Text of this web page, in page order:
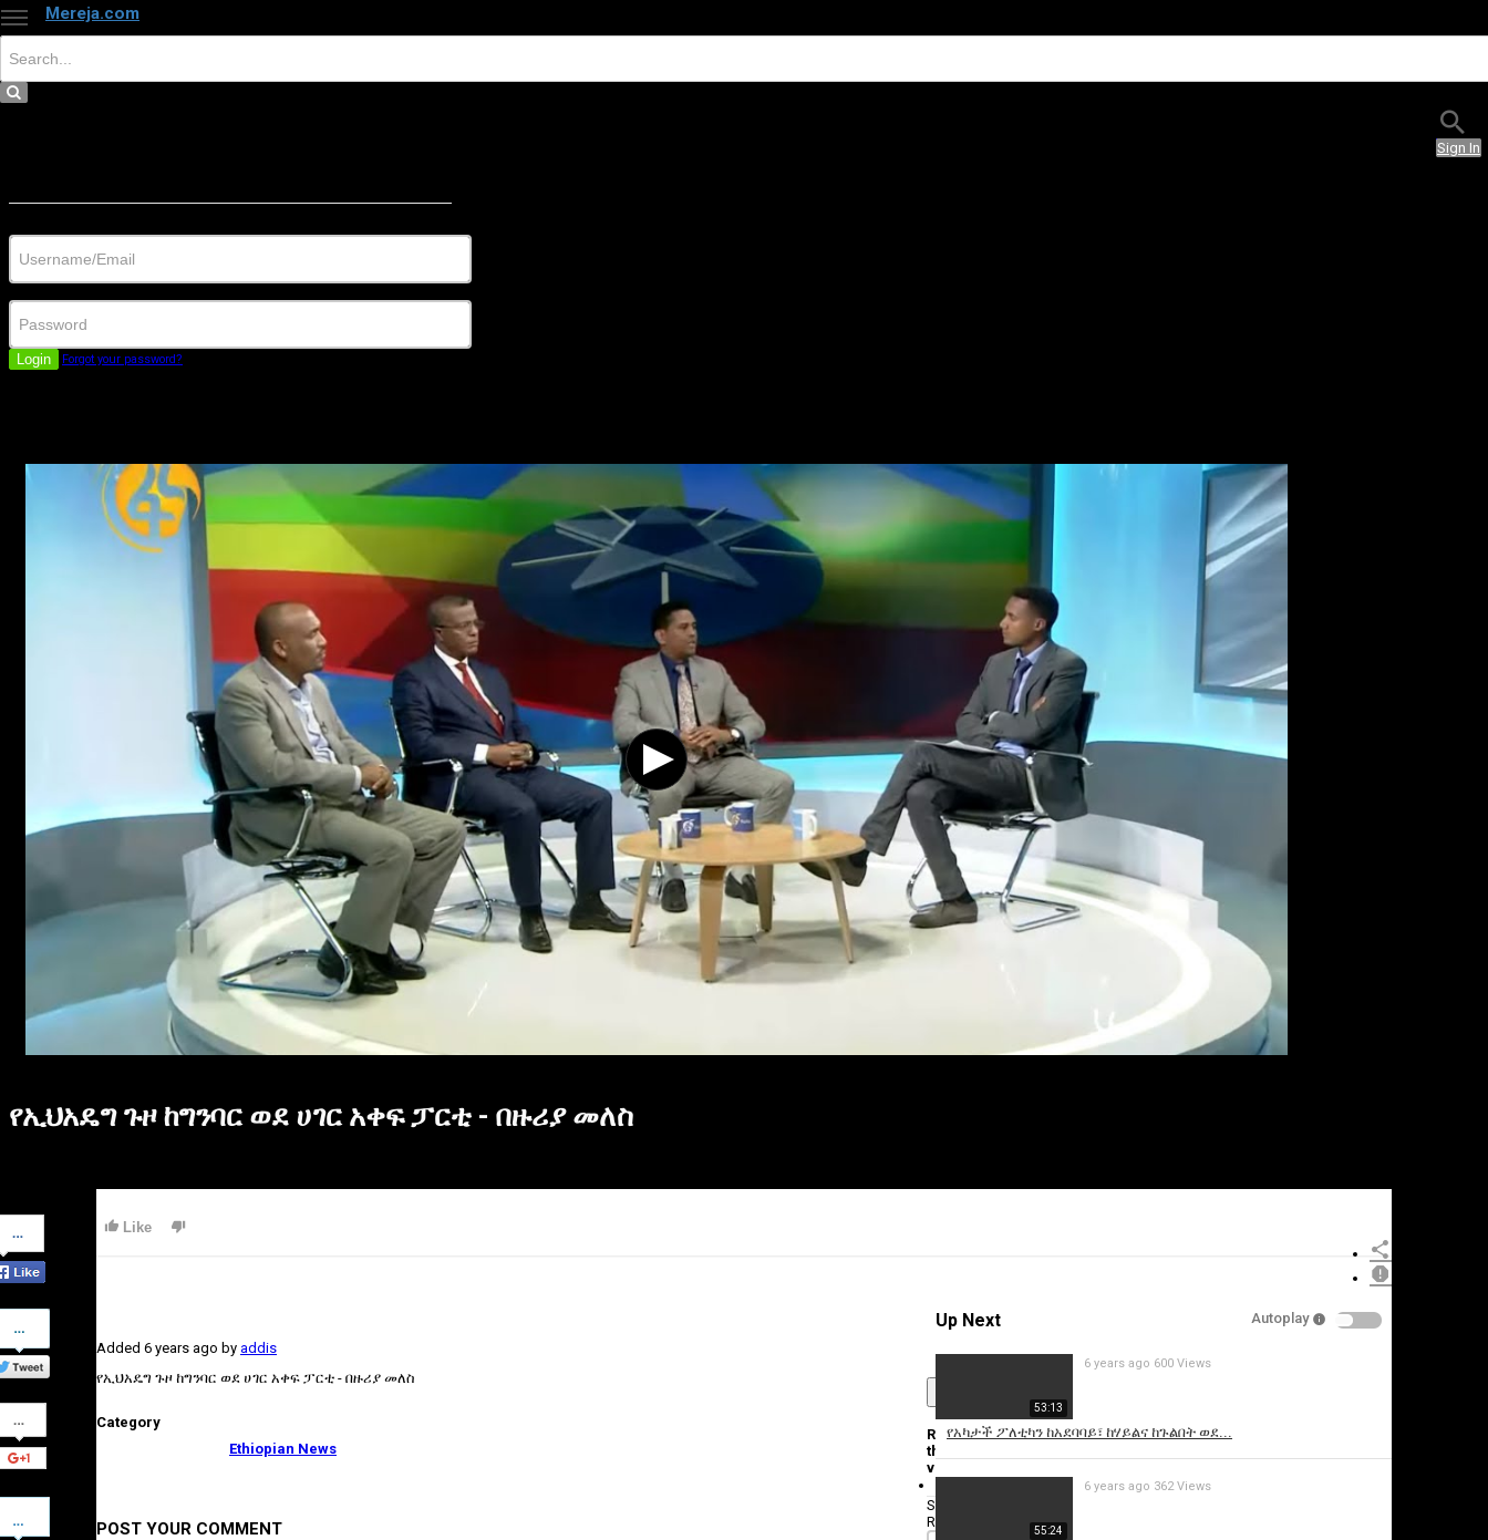
Mereja.com
Sign In
Login Forgot your password?
የኢህአዴግ ጉዞ ከግንባር ወደ ሀገር አቀፍ ፓርቲ - በዙሪያ መለስ
on
Facebook
Share
on
Twitter
Share
on
Google+
Pinterest
Like
Added 6 years ago by addis
የኢህአዴግ ጉዞ ከግንባር ወደ ሀገር አቀፍ ፓርቲ - በዙሪያ መለስ
Category
Ethiopian News
POST YOUR COMMENT
Up Next Autoplay
53:13
የአካታች ፖለቲካን ከአደባባይ፣ ከሃይልና ከጉልበት ወደ...
6 years ago 600 Views
55:24
6 years ago 362 Views
Report
this
video
Specify
Reason